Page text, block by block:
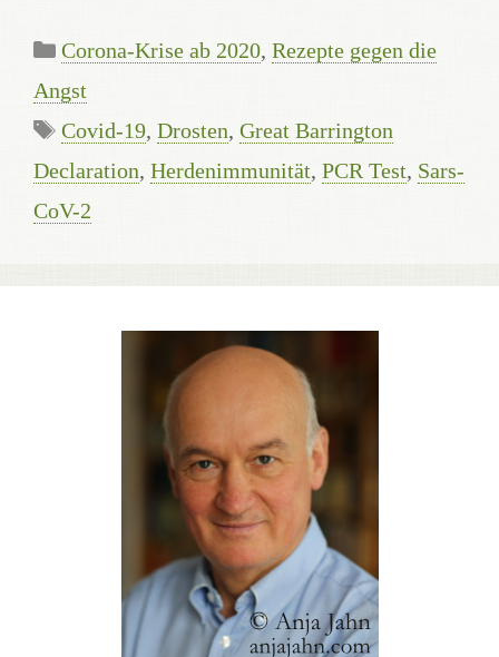
Kategorien
Corona-Krise ab 2020, Rezepte gegen die
Angst
Schlagwörter
Covid-19, Drosten, Great Barrington
Declaration, Herdenimmunität, PCR Test, Sars-
CoV-2